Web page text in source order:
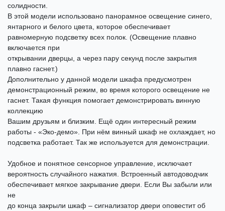
солидности.
В этой модели использовано панорамное освещение синего,
янтарного и белого цвета, которое обеспечивает
равномерную подсветку всех полок. (Освещение плавно
включается при
открывании дверцы, а через пару секунд после закрытия
плавно гаснет.)
Дополнительно у данной модели шкафа предусмотрен
демонстрационный режим, во время которого освещение не
гаснет. Такая функция помогает демонстрировать винную
коллекцию
Вашим друзьям и близким. Ещё один интересный режим
работы - «Эко-демо». При нём винный шкаф не охлаждает, но
подсветка работает. Так же используется для демонстрации.
Удобное и понятное сенсорное управление, исключает
вероятность случайного нажатия. Встроенный автодоводчик
обеспечивает мягкое закрывание двери. Если Вы забыли или
не
до конца закрыли шкаф – сигнализатор двери оповестит об